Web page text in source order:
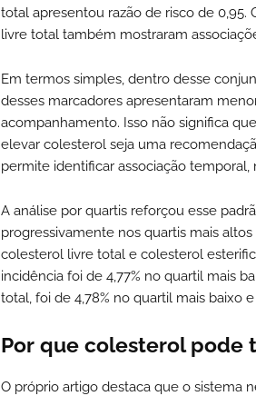
total apresentou razão de risco de
livre total também mostraram
Em termos simples, dentro desse
desses marcadores apresentaram
acompanhamento. Isso não significa
elevar colesterol seja uma
permite identificar associação temporal,
A análise por quartis reforçou esse
progressivamente nos quartis mais
colesterol livre total e colesterol
incidência foi de 4,77% no quartil mais
total, foi de 4,78% no quartil mais baixo
Por que colesterol pode
O próprio artigo destaca que o sistema